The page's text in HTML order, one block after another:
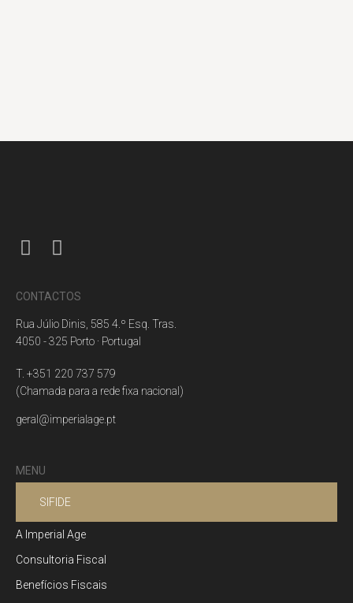
CONTACTOS
Rua Júlio Dinis, 585 4.º Esq. Tras.
4050 - 325 Porto · Portugal
T. +351 220 737 579
(Chamada para a rede fixa nacional)
geral@imperialage.pt
MENU
SIFIDE
A Imperial Age
Consultoria Fiscal
Benefícios Fiscais